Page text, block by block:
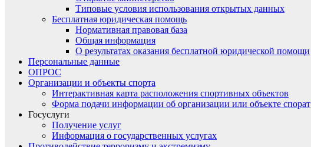
Типовые условия использования открытых данных
Бесплатная юридическая помощь
Нормативная правовая база
Общая информация
О результатах оказания бесплатной юридической помощи
Персональные данные
ОПРОС
Организации и объекты спорта
Интерактивная карта расположения спортивных объектов
Форма подачи информации об организации или объекте спорат
Госуслуги
Получение услуг
Информация о государственных услугах